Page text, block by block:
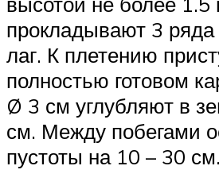
прокладывают 3 ряда
лаг. К плетению
полностью готовом
Ø 3 см углубляют в
см. Между побегами
пустоты на 10 – 30 см.